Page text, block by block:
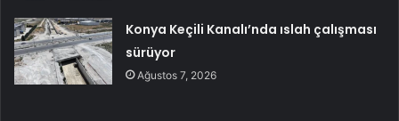
Konya Keçili Kanalı’nda ıslah çalışması
sürüyor
Ağustos 7, 2026